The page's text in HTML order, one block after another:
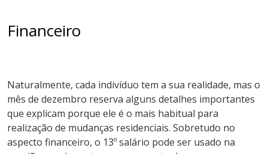
Financeiro
Naturalmente, cada indivíduo tem a sua realidade, mas o
mês de dezembro reserva alguns detalhes importantes
que explicam porque ele é o mais habitual para
realização de mudanças residenciais. Sobretudo no
aspecto financeiro, o 13º salário pode ser usado na